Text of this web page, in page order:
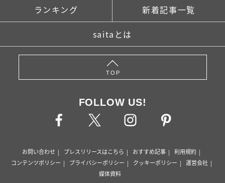
ランキング 新着記事一覧
saitaとは
TOP
FOLLOW US!
お問い合わせ プレスリリースはこちら おすすめ記事
利用規約
コンテンツポリシー
プライバシーポリシー クッキーポリシー
運営会社
媒体資料